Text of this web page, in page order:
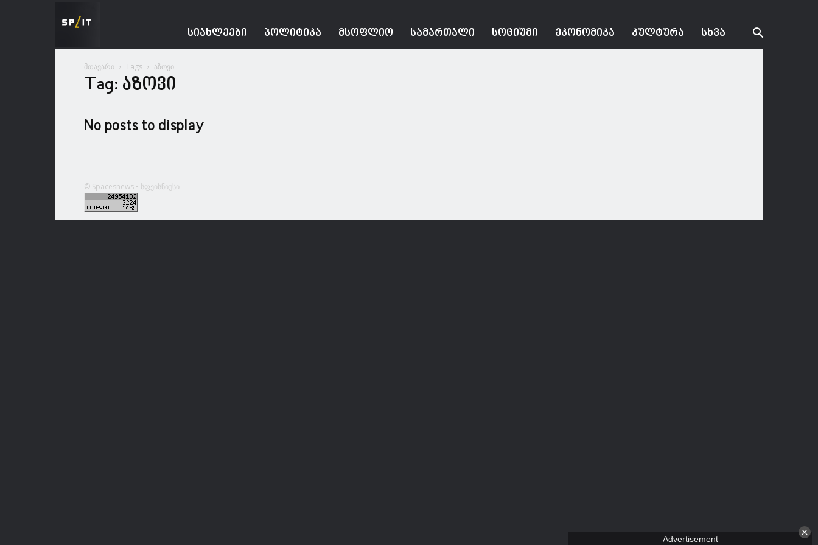
ᲡᲘᲐᲮᲚᲔᲔᲑᲘ ᲞᲝᲚᲘᲢᲘᲙᲐ ᲛᲡᲝᲤᲚᲘᲝ ᲡᲐᲛᲐᲠᲗᲐᲚᲘ ᲡᲝᲪᲘᲣᲛᲘ ᲔᲙᲝᲜᲝᲛᲘᲙᲐ ᲙᲣᲚᲢᲣᲠᲐ ᲡᲮᲕᲐ
მთავარი Tags აზოვი
Tag: აზოვი
No posts to display
© Spacesnews • სფეისნიუსი